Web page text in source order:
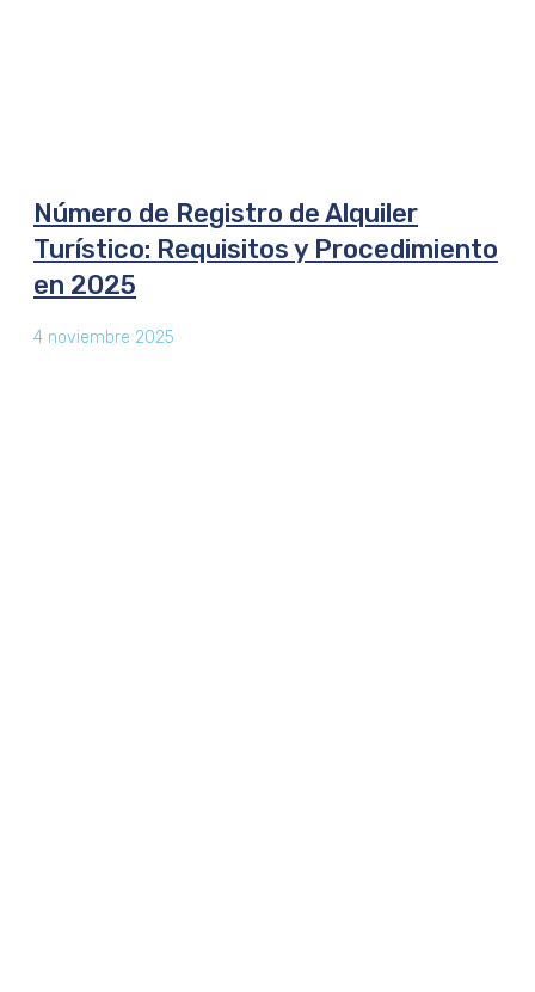
Número de Registro de Alquiler
Turístico: Requisitos y Procedimiento
en 2025
4 noviembre 2025